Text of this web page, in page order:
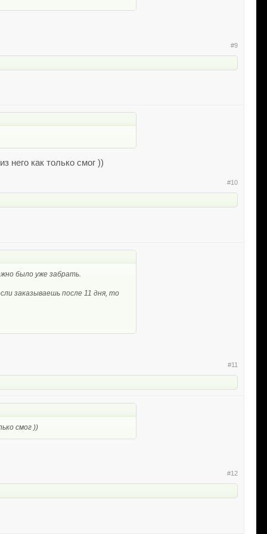
#9
него как только смог ))
#10
было уже забрать.
заказываешь после 11 дня, то
#11
смог ))
#12